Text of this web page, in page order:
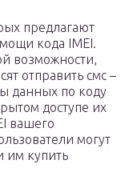
предлагают
кода IMEI.
возможности,
отправить смс –
данных по коду
доступе их
вашего
могут
им купить